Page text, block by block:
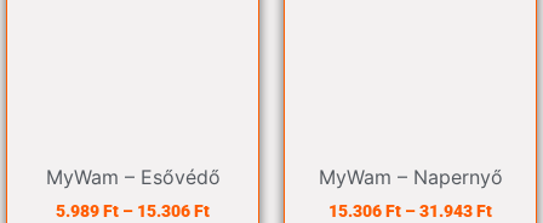
MyWam – Esővédő
5.989Ft – 15.306Ft
MyWam – Napernyő
15.306Ft –31.943Ft